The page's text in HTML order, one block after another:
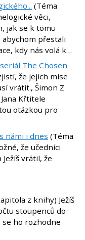
(Téma
věci,
jak se k tomu
abychom přestali
kdy nás volá k…
The Chosen
že jejich mise
vrátit., Šimon Z
Křtitele
otázkou pro
námi i dnes (Téma
že učedníci
vrátil, že
z knihy) Ježíš
stoupenců do
se ho rozhodne